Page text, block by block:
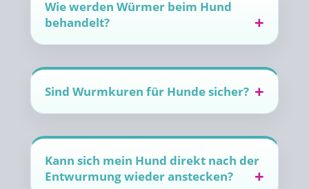
Wie werden Würmer beim Hund
behandelt?
Sind Wurmkuren für Hunde sicher?
Kann sich mein Hund direkt nach der
Entwurmung wieder anstecken?